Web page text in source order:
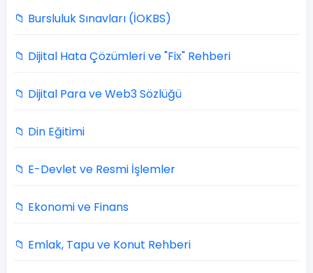
📁 Bursluluk Sınavları (İOKBS)
📁 Dijital Hata Çözümleri ve "Fix" Rehberi
📁 Dijital Para ve Web3 Sözlüğü
📁 Din Eğitimi
📁 E-Devlet ve Resmi İşlemler
📁 Ekonomi ve Finans
📁 Emlak, Tapu ve Konut Rehberi